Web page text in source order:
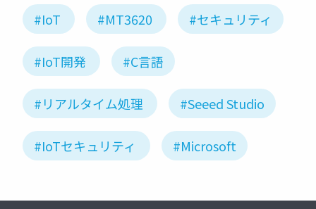
#IoT #MT3620 #セキュリティ
#IoT開発 #C言語
#リアルタイム処理 #Seeed Studio
#IoTセキュリティ #Microsoft